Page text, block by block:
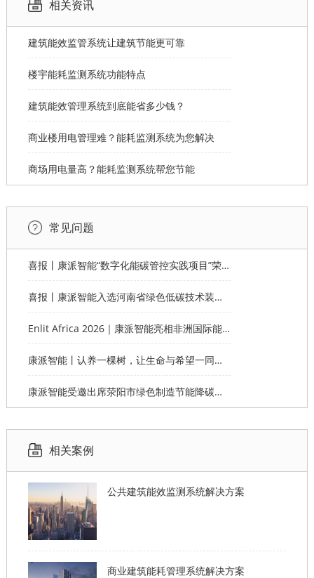
相关资讯
建筑能效监管系统让建筑节能更可靠
楼宇能耗监测系统功能特点
建筑能效管理系统到底能省多少钱？
商业楼用电管理难？能耗监测系统为您解决
商场用电量高？能耗监测系统帮您节能
常见问题
喜报丨康派智能“数字化能碳管控实践项目”荣获第十一届“创客中国”郑州市分赛企业组优秀奖
喜报丨康派智能入选河南省绿色低碳技术装备应用典型案例
Enlit Africa 2026｜康派智能亮相非洲国际能源电力展，赋能非洲能源数字化绿色转型
康派智能丨认养一棵树，让生命与希望一同生长
康派智能受邀出席荥阳市绿色制造节能降碳工作说明会并作主题分享
相关案例
公共建筑能效监测系统解决方案
商业建筑能耗管理系统解决方案